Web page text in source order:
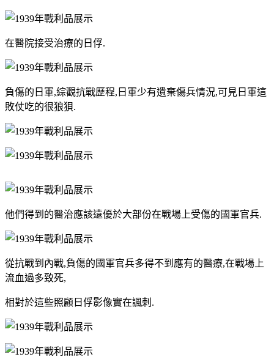
在醫院接受治療的日俘.
負傷的日軍,綜觀抗戰歷程,日軍少有遺棄傷兵情況,可見日軍這
敗仗吃的很狼狽.
他們得到的醫治應該遠優於大部份在戰場上受傷的國軍官兵.
從抗戰到內戰,負傷的國軍官兵多得不到應有的醫療,在戰場上
流血過多致死,
相對於這些照顧日俘影像實在諷刺.